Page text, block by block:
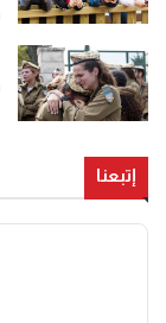
إتبعنا